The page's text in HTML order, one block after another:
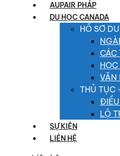
AUPAIR PHÁP
DU HỌC CANADA
HỒ SƠ
CÁC
VĂN
THỦ TỤC
LỘ
SỰ KIỆN
LIÊN HỆ